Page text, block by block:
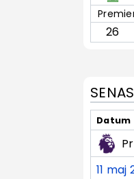
26
Datum
11 maj